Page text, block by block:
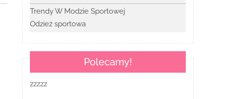
Trendy W Modzie Sportowej
Odzież sportowa
Polecamy!
zzzzz